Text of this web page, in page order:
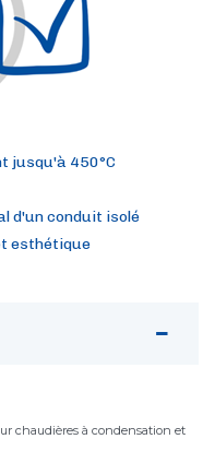
jusqu'à 450°C
d'un conduit isolé
esthétique
chaudières à condensation et